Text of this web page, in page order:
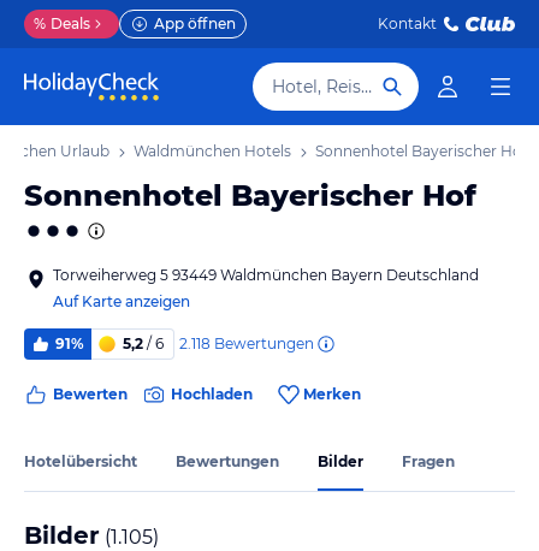
% Deals App öffnen Kontakt
Hotel, Reiseziel
Urlaub Waldmünchen Hotels Sonnenhotel Bayerischer Hof
Sonnenhotel Bayerischer Hof
Torweiherweg 5 93449 Waldmünchen Bayern Deutschland
Auf Karte anzeigen
91% 5,2 / 6 2.118 Bewertungen
Bewerten Hochladen Merken
Hotelübersicht Bewertungen Bilder Fragen
Bilder (1.105)